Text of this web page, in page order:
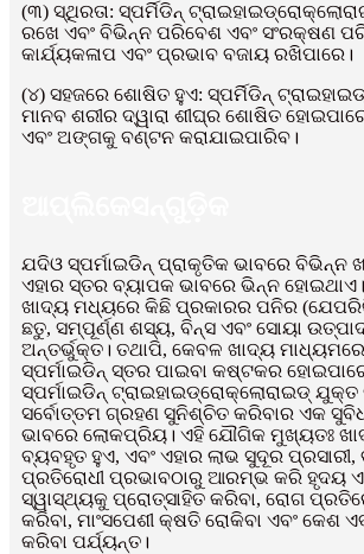
(୩) ସ୍ଥିରତା: ସ୍ପର୍ମିଡିନ୍
ରଖେ ଏବଂ ବିଭିନ୍ନ ପରିବେଶ ଏବଂ ସଂରକ୍ଷଣ
କାର୍ଯ୍ୟକଳାପ ଏବଂ ପ୍ରଭାବ ବଜାୟ ରଖିପାରେ।
(୪) ସହଜରେ ଶୋଷିତ ହୁଏ: ସ୍ପର୍ମିଡିନ୍
ମାନବ ଶରୀର ଦ୍ୱାରା ଶୀଘ୍ର ଶୋଷିତ
ଏବଂ ଅଙ୍ଗକୁ ବଣ୍ଟନ କରାଯାଇପାରିବ।
ଯଦିଓ ସ୍ପର୍ମାଇଡିନ୍ ପ୍ରାକୃତିକ ଭାବରେ ବିଭିନ୍ନ
ଏହାର ସ୍ତର ବ୍ୟାପକ ଭାବରେ ଭିନ୍ନ
ଖାଦ୍ୟ ମଧ୍ୟରେ କିଛି ପ୍ରକାରର ପନିର
ଛତୁ, ସମ୍ପୂର୍ଣ୍ଣ ଶସ୍ୟ, ବିନ୍ସ ଏବଂ ସୋୟା
ଅନ୍ତର୍ଭୁକ୍ତ। ତଥାପି, କେବଳ ଖାଦ୍ୟ
ସ୍ପର୍ମାଇଡିନ୍ ସ୍ତର ପାଇବା କଷ୍ଟକର
ସ୍ପର୍ମାଇଡିନ୍ ଟ୍ରାଇହାଇଡ୍ରୋକ୍ଲୋରାଇଡ୍
ସର୍ବୋତ୍ତମ ଗ୍ରହଣ ସୁନିଶ୍ଚିତ କରିବାର ଏକ
ଭାବରେ ଲୋକପ୍ରିୟ। ଏହି ଯୌଗିକ ମୁଖ୍ୟତଃ
ବ୍ୟବହୃତ ହୁଏ, ଏବଂ ଏହାର ଲାଭ ସୁଦୂର ପ୍ରସାରୀ,
ପ୍ରତିରୋଧୀ ପ୍ରଭାବଠାରୁ ଆରମ୍ଭ କରି ହୃଦୟ
ସ୍ୱାସ୍ଥ୍ୟକୁ ପ୍ରୋତ୍ସାହିତ କରିବା, ରୋଗ
କରିବା, ମାଂସପେଶୀ କ୍ଷତି ରୋକିବା ଏବଂ କେଶ
କରିବା ପର୍ଯ୍ୟନ୍ତ।